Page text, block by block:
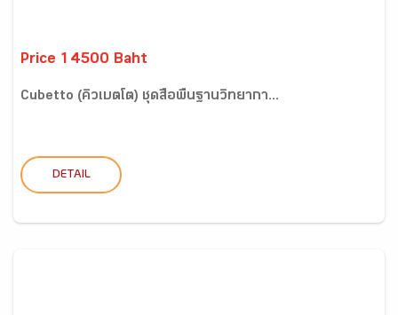
Price 14500 Baht
Cubetto (คิวเบตโต) ชุดสื่อพื้นฐานวิทยากา...
DETAIL